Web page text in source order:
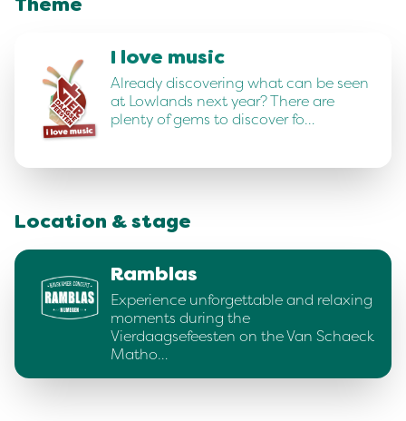
Theme
I love music
Already discovering what can be seen
at Lowlands next year? There are
plenty of gems to discover fo…
Location & stage
Ramblas
Experience unforgettable and relaxing
moments during the
Vierdaagsefeesten on the Van Schaeck
Matho…